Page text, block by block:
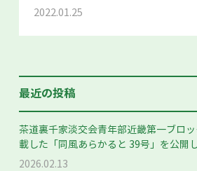
最近の投稿
茶道裏千家淡交会青年部近畿第一ブロ
載した「同風あらかると 39号」を公開し
2026.02.13
2022.01.25